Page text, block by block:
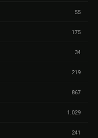
55
175
34
219
867
1.029
241